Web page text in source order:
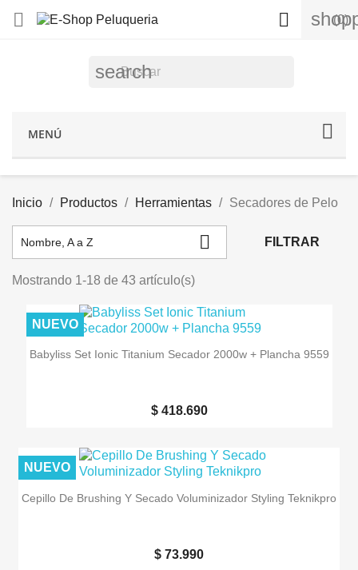
 (0)

search
MENÚ
Inicio Productos Herramientas Secadores de Pelo
Nombre, A a Z  FILTRAR
Mostrando 1-18 de 43 artículo(s)
Babyliss Set Ionic Titanium Secador 2000w + Plancha 9559
$ 418.690
NUEVO
Cepillo De Brushing Y Secado Voluminizador Styling Teknikpro
$ 73.990
NUEVO